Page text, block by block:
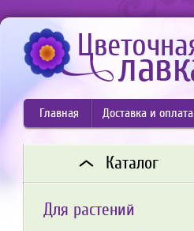
Главная Доставка и оплата
Каталог
Для растений